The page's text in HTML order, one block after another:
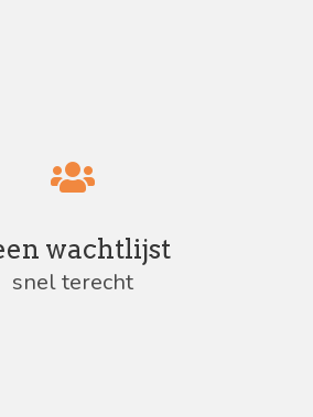
wachtlijst
snel terecht